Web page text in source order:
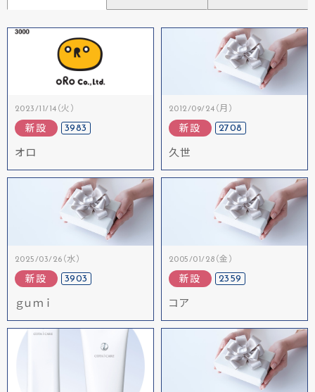
2023/11/14（火）
新設 3983
オロ
2012/09/24（月）
新設 2708
久世
2025/03/26（水）
新設 3903
ｇｕｍｉ
2005/01/28（金）
新設 2359
コア